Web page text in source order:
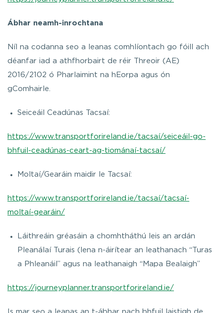
Ábhar neamh-inrochtana
Níl na codanna seo a leanas comhlíontach go fóill ach
déanfar iad a athfhorbairt de réir Threoir (AE)
2016/2102 ó Pharlaimint na hEorpa agus ón
gComhairle.
Seiceáil Ceadúnas Tacsaí:
https://www.transportforireland.ie/tacsaí/seiceáil-go-
bhfuil-ceadúnas-ceart-ag-tiománaí-tacsaí/
Moltaí/Gearáin maidir le Tacsaí:
https://www.transportforireland.ie/tacsaí/tacsaí-
moltaí-gearáin/
Láithreáin gréasáin a chomhtháthú leis an ardán
Pleanálaí Turais (lena n-áirítear an leathanach “Turas
a Phleanáil” agus na leathanaigh “Mapa Bealaigh”
https://journeyplanner.transportforireland.ie/
Is mar seo a leanas an t-ábhar nach bhfuil laistigh de